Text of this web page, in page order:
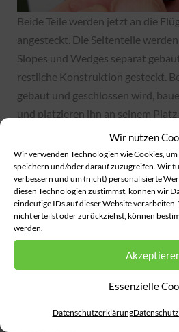
Wir nutzen
Wir verwenden Technologien wie Cookies,
speichern und/oder darauf zuzugreifen. Wir
verbessern und um (nicht) personalisierte
diesen Technologien zustimmst, können wir
eindeutige IDs auf dieser Website
nicht erteilst oder zurückziehst, können
werden.
Essenzielle
Datenschutzerklärung
Beide Teile werden jetzt an die
angesteckt. Die Seitenteile
Slopes und Wedges separat
restliche Konstruktion gesteckt.
gebaut und geschlossen wird,
und platzieren ihn an seinem Platz.